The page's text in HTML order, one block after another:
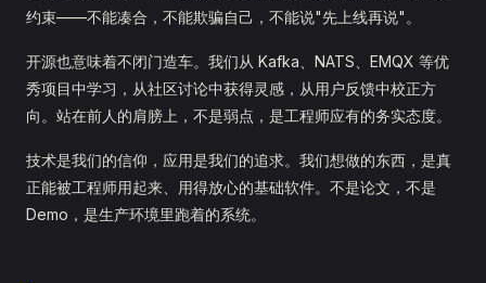
约束——不能凑合，不能欺骗自己，不能说"先上线再说"。
开源也意味着不闭门造车。我们从 Kafka、NATS、EMQX 等优
秀项目中学习，从社区讨论中获得灵感，从用户反馈中校正方
向。站在前人的肩膀上，不是弱点，是工程师应有的务实态度。
技术是我们的信仰，应用是我们的追求。我们想做的东西，是真
正能被工程师用起来、用得放心的基础软件。不是论文，不是
Demo，是生产环境里跑着的系统。